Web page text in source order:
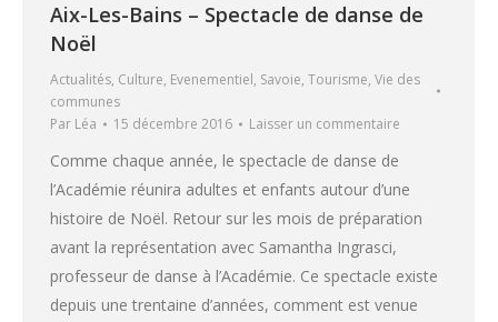
Aix-Les-Bains – Spectacle de danse de
Noël
Actualités, Culture, Evenementiel, Savoie, Tourisme, Vie des
communes
Par Léa 15 décembre 2016 Laisser un commentaire
Comme chaque année, le spectacle de danse de
l’Académie réunira adultes et enfants autour d’une
histoire de Noël. Retour sur les mois de préparation
avant la représentation avec Samantha Ingrasci,
professeur de danse à l’Académie. Ce spectacle existe
depuis une trentaine d’années, comment est venue